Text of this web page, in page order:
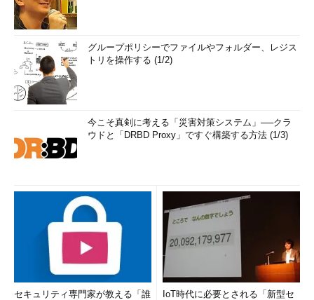
グループポリシーでファイルやフォルダー、レジス
トリを操作する (1/2)
今こそ真剣に考える「災害対策システム」──クラ
ウドと「DRBD Proxy」ですぐ構築する方法 (1/3)
セキュリティ専門家が教える「誰
IoT時代に必要とされる「新型セ